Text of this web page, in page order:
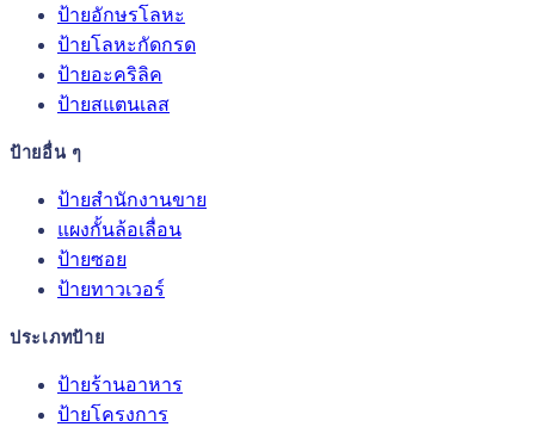
ป้ายอักษรโลหะ
ป้ายโลหะกัดกรด
ป้ายอะคริลิค
ป้ายสแตนเลส
ป้ายอื่น ๆ
ป้ายสำนักงานขาย
แผงกั้นล้อเลื่อน
ป้ายซอย
ป้ายทาวเวอร์
ประเภทป้าย
ป้ายร้านอาหาร
ป้ายโครงการ